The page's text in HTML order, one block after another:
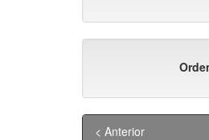
< Anterior